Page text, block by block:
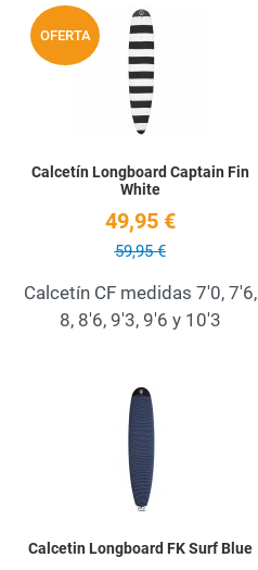
Añadir a la lista de deseos
Quick View
OFERTA
Calcetín Longboard Captain Fin
White
49,95 €
59,95 €
Calcetín CF medidas 7'0, 7'6,
8, 8'6, 9'3, 9'6 y 10'3
Añadir a la lista de deseos
Calcetin Longboard FK Surf Blue